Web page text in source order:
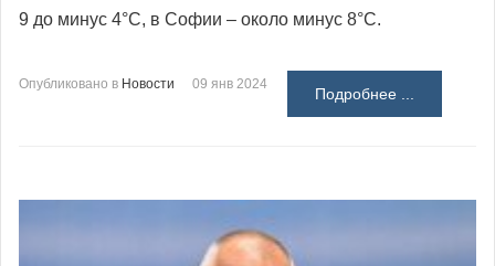
9 до минус 4°С, в Софии – около минус 8°С.
Опубликовано в Новости 09 янв 2024
Подробнее ...